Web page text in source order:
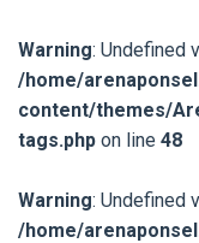
Warning: Undefined
/home/
content/themes/
tags.php on line 48
Warning: Undefined
/home/